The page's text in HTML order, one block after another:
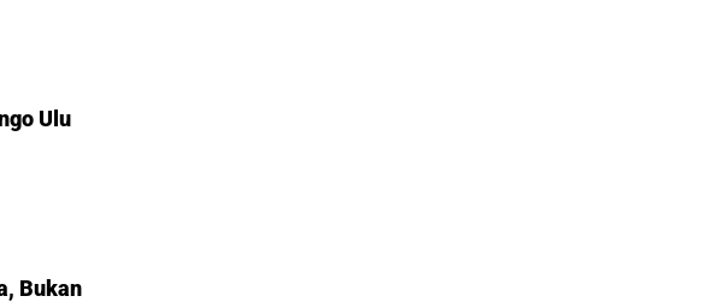
Ulu
Bukan